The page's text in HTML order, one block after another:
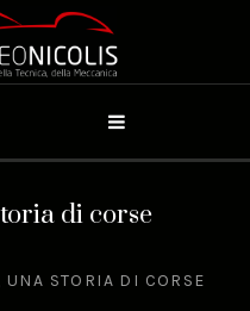
di corse
UNA STORIA DI CORSE